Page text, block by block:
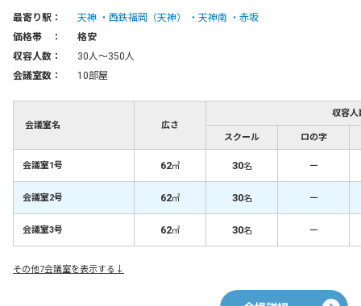
最寄り駅： 天神 西鉄福岡（天神） 天神南
赤坂
価格帯 ：
格安
収容人数：
30人〜350人
会議室数：
10部屋
会議室名 広さ
収容人
スクール ロの字
会議室1号 62㎡ 30名 －
会議室2号 62㎡ 30名 －
会議室3号 62㎡ 30名 －
その他7会議室を表示する↓